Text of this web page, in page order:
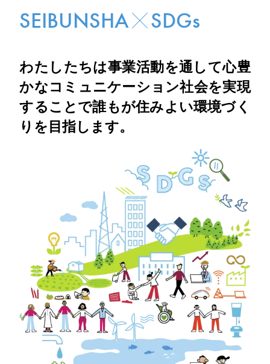
SEIBUNSHA SDGs
わたしたちは事業活動を通して心豊
かなコミュニケーション社会を実現
することで誰もが住みよい環境づく
りを目指します。